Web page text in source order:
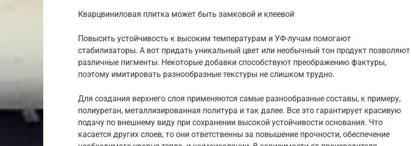
Кварцвиниловая плитка может быть замковой и клеевой
Повысить устойчивость к высоким температурам и УФ-лучам помогают
стабилизаторы. А вот придать уникальный цвет или необычный тон продукт позволяют
различные пигменты. Некоторые добавки способствуют преображению фактуры,
поэтому имитировать разнообразные текстуры не слишком трудно.
Для создания верхнего слоя применяются самые разнообразные составы, к примеру,
полиуретан, металлизированная политура и так далее. Все это гарантирует красивую
подачу по внешнему виду при сохранении высокой устойчивости основания. Что
касается других слоев, то они ответственны за повышение прочности, обеспечение